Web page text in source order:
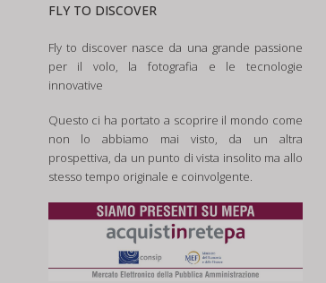
FLY TO DISCOVER
Fly to discover nasce da una grande passione
per il volo, la fotografia e le tecnologie
innovative
Questo ci ha portato a scoprire il mondo come
non lo abbiamo mai visto, da un altra
prospettiva, da un punto di vista insolito ma allo
stesso tempo originale e coinvolgente.